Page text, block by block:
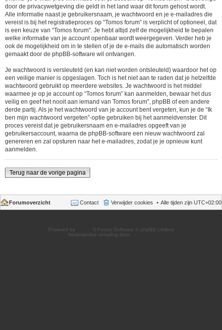
door de privacywetgeving die geldt in het land waar dit forum gehost wordt.
Alle informatie naast je gebruikersnaam, je wachtwoord en je e-mailadres die
vereist is bij het registratieproces op “Tomos forum” is verplicht of optioneel, dat
is een keuze van “Tomos forum”. Je hebt altijd zelf de mogelijkheid te bepalen
welke informatie van je account openbaar wordt weergegeven. Verder heb je
ook de mogelijkheid om in te stellen of je de e-mails die automatisch worden
gemaakt door de phpBB-software wil ontvangen.
Je wachtwoord is versleuteld (en kan niet worden ontsleuteld) waardoor het op
een veilige manier is opgeslagen. Toch is het niet aan te raden dat je hetzelfde
wachtwoord gebruikt op meerdere websites. Je wachtwoord is het middel
waarmee je op je account op “Tomos forum” kan aanmelden, bewaar het dus
veilig en geef het nooit aan iemand van Tomos forum”, phpBB of een andere
derde partij. Als je het wachtwoord van je account bent vergeten, kun je de “Ik
ben mijn wachtwoord vergeten”-optie gebruiken bij het aanmeldvenster. Dit
proces vereist dat je gebruikersnaam en e-mailadres opgeeft van je
gebruikersaccount, waarna de phpBB-software een nieuw wachtwoord zal
genereren en zal opsturen naar het e-mailadres, zodat je je opnieuw kunt
aanmelden.
Terug naar de vorige pagina
Forumoverzicht Alle tijden zijn UTC+02:00
Verwijder cookies
Contact
Powered by
® Forum Software © phpBB Limited
Nederlandse vertaling door